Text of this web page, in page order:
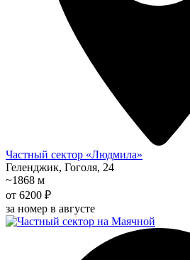
Частный сектор «Людмила»
Геленджик, Гоголя, 24
~1868 м
от 6200 ₽
за номер в августе